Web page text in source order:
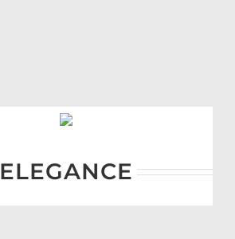
ELEGANCE